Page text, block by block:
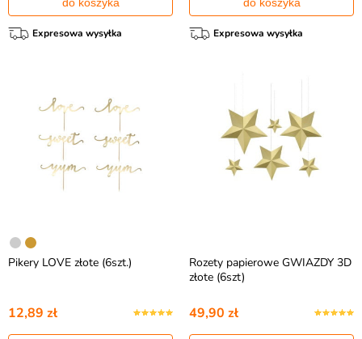
Expresowa wysyłka Expresowa wysyłka
Pikery LOVE złote (6szt.)
12,89 zł
Rozety papierowe GWIAZDY 3D
złote (6szt)
49,90 zł